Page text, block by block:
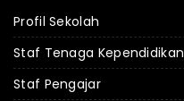
Profil Sekolah
Staf Tenaga Kependidikan
Staf Pengajar